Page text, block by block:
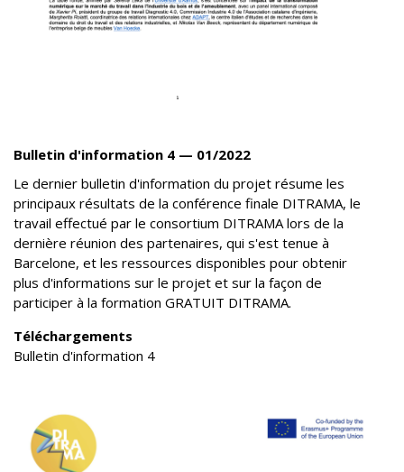
Bulletin d'information 4 — 01/2022
Le dernier bulletin d'information du projet résume les
principaux résultats de la conférence finale DITRAMA, le
travail effectué par le consortium DITRAMA lors de la
dernière réunion des partenaires, qui s'est tenue à
Barcelone, et les ressources disponibles pour obtenir
plus d'informations sur le projet et sur la façon de
participer à la formation GRATUIT DITRAMA.
Téléchargements
Bulletin d'information 4